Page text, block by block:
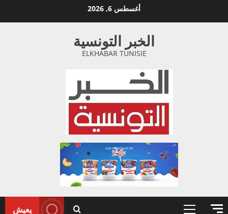
أغسطس 6, 2026
الخبر التونسية
ELKHABAR TUNISIE
يعيش